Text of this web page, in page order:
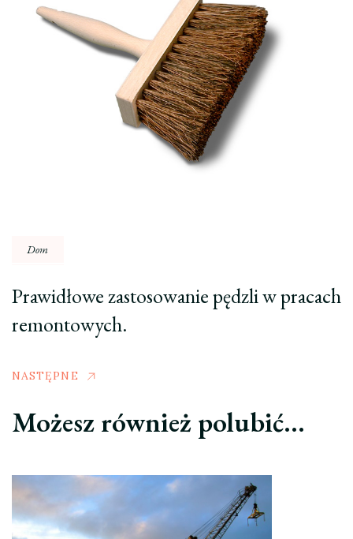
Dom
Prawidłowe zastosowanie pędzli w pracach
remontowych.
NASTĘPNE
Możesz również polubić…